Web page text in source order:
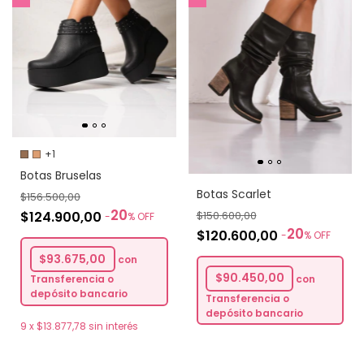
+1
Botas Bruselas
$124.900,00 -20% OFF
$156.500,00
$93.675,00
con
Transferencia o
depósito bancario
9 x $13.877,78 sin interés
Botas Scarlet
$120.600,00 -20% OFF
$150.600,00
$90.450,00
con
Transferencia o
depósito bancario